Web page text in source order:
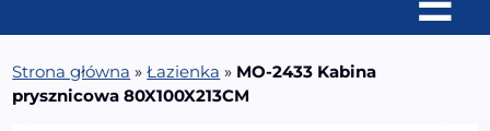
Strona główna »Łazienka » MO-2433 Kabina
prysznicowa 80X100X213CM